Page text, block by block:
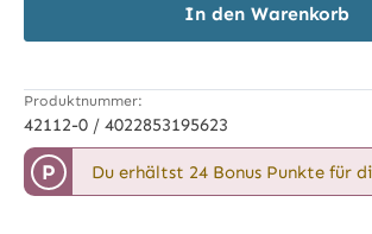
In den Warenkorb
Produktnummer:
42112-0 / 4022853195623
P Du erhältst 24 Bonus Punkte für